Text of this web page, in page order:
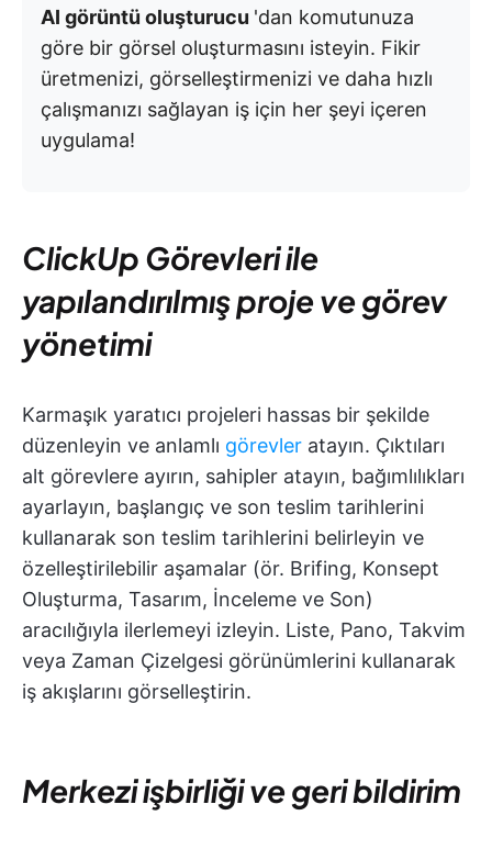
AI görüntü oluşturucu 'dan komutunuza
göre bir görsel oluşturmasını isteyin. Fikir
üretmenizi, görselleştirmenizi ve daha hızlı
çalışmanızı sağlayan iş için her şeyi içeren
uygulama!
ClickUp Görevleri ile
yapılandırılmış proje ve görev
yönetimi
Karmaşık yaratıcı projeleri hassas bir şekilde
düzenleyin ve anlamlı görevler atayın. Çıktıları
alt görevlere ayırın, sahipler atayın, bağımlılıkları
ayarlayın, başlangıç ve son teslim tarihlerini
kullanarak son teslim tarihlerini belirleyin ve
özelleştirilebilir aşamalar (ör. Brifing, Konsept
Oluşturma, Tasarım, İnceleme ve Son)
aracılığıyla ilerlemeyi izleyin. Liste, Pano, Takvim
veya Zaman Çizelgesi görünümlerini kullanarak
iş akışlarını görselleştirin.
Merkezi işbirliği ve geri bildirim